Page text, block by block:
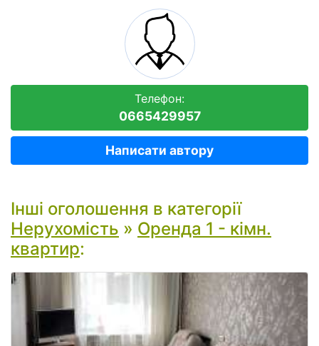
Телефон:
0665429957
Написати автору
Інші оголошення в категорії
Нерухомість » Оренда 1 - кімн.
квартир: